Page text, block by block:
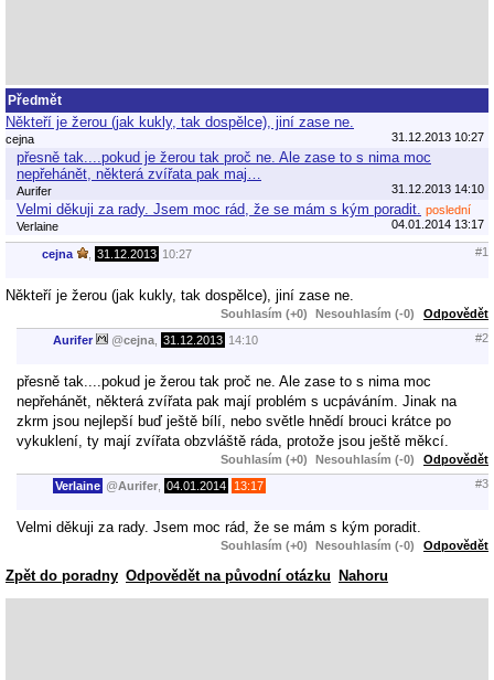
Předmět
Někteří je žerou (jak kukly, tak dospělce), jiní zase ne.
cejna 31.12.2013 10:27
přesně tak....pokud je žerou tak proč ne. Ale zase to s nima moc
nepřehánět, některá zvířata pak maj…
Aurifer 31.12.2013 14:10
Velmi děkuji za rady. Jsem moc rád, že se mám s kým poradit.
poslední
Verlaine
04.01.2014 13:17
cejna 31.12.2013 10:27 #1
Někteří je žerou (jak kukly, tak dospělce), jiní zase ne.
Souhlasím (+0) Nesouhlasím (-0) Odpovědět
Aurifer @cejna 31.12.2013 14:10 #2
přesně tak....pokud je žerou tak proč ne. Ale zase to s nima moc
nepřehánět, některá zvířata pak mají problém s ucpáváním. Jinak na
zkrm jsou nejlepší buď ještě bílí, nebo světle hnědí brouci krátce po
vykuklení, ty mají zvířata obzvláště ráda, protože jsou ještě měkcí.
Souhlasím (+0) Nesouhlasím (-0) Odpovědět
Verlaine @Aurifer 04.01.2014 13:17 #3
Velmi děkuji za rady. Jsem moc rád, že se mám s kým poradit.
Souhlasím (+0) Nesouhlasím (-0) Odpovědět
Zpět do poradny Odpovědět na původní otázku Nahoru